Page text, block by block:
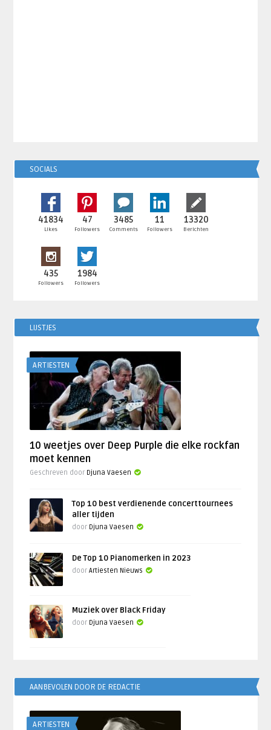
SOCIALS
41834
Likes
47
Followers
3485
Comments
11
Followers
13320
Berichten
435
Followers
1984
Followers
LIJSTJES
ARTIESTEN
10 weetjes over Deep Purple die elke rockfan
moet kennen
Geschreven door Djuna Vaesen
Top 10 best verdienende concerttournees
aller tijden
door Djuna Vaesen
De Top 10 Pianomerken in 2023
doorArtiesten Nieuws
Muziek over Black Friday
door Djuna Vaesen
AANBEVOLEN DOOR DE REDACTIE
ARTIESTEN